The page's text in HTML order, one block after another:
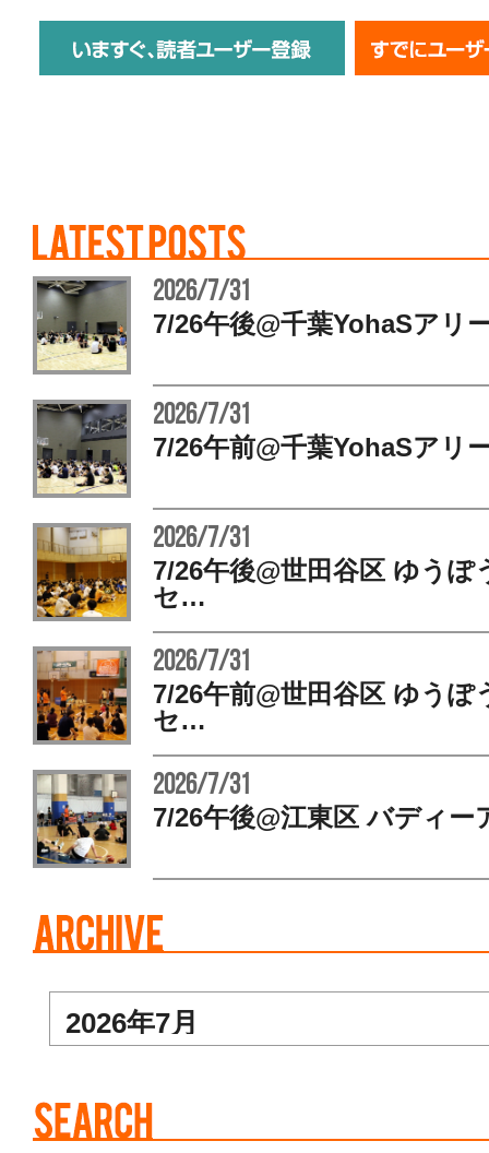
2026/7/31
7/26午後@千葉YohaSア
2026/7/31
7/26午前@千葉YohaSア
2026/7/31
7/26午後@世田谷区 ゆうぽ
セ…
2026/7/31
7/26午前@世田谷区 ゆうぽ
セ…
2026/7/31
7/26午後@江東区 バディ